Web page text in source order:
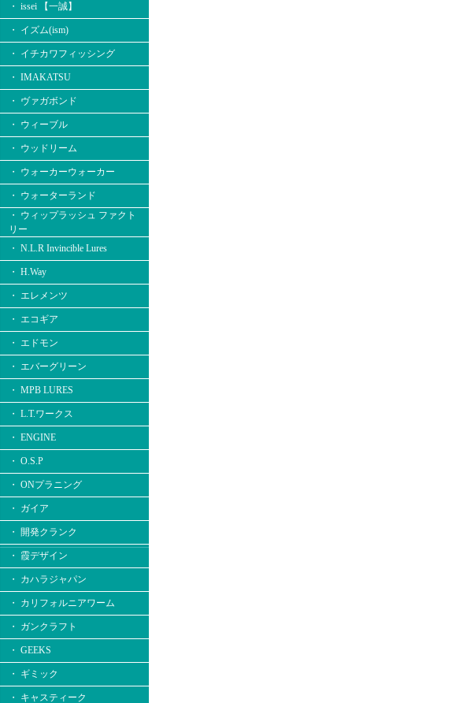
・ issei 【一誠】
・ イズム(ism)
・ イチカワフィッシング
・ IMAKATSU
・ ヴァガボンド
・ ウィーブル
・ ウッドリーム
・ ウォーカーウォーカー
・ ウォーターランド
・ ウィップラッシュ ファクト
リー
・ N.L.R Invincible Lures
・ H.Way
・ エレメンツ
・ エコギア
・ エドモン
・ エバーグリーン
・ MPB LURES
・ L.T.ワークス
・ ENGINE
・ O.S.P
・ ONプラニング
・ ガイア
・ 開発クランク
・ 霞デザイン
・ カハラジャパン
・ カリフォルニアワーム
・ ガンクラフト
・ GEEKS
・ ギミック
・ キャスティーク